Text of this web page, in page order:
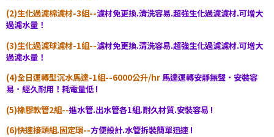
(2)生化過濾棉濾材-3組--濾材免更換.清洗容易.超強生化過濾濾材.可增大
過濾水量！
(3)生化過濾球濾材-1組--濾材免更換.清洗容易.超強生化過濾濾材.可增大
過濾水量！
(4)全日運轉型沉水馬達-1組--6000公升/hr馬達運轉安靜無聲．安裝容
易．經久耐用！耗電量低 !
(5)橡膠軟管2組--進水管.出水管各1組.耐久材質.安裝容易 !
(6)快速接頭組.固定環--方便設計.水管拆裝簡單迅速 !